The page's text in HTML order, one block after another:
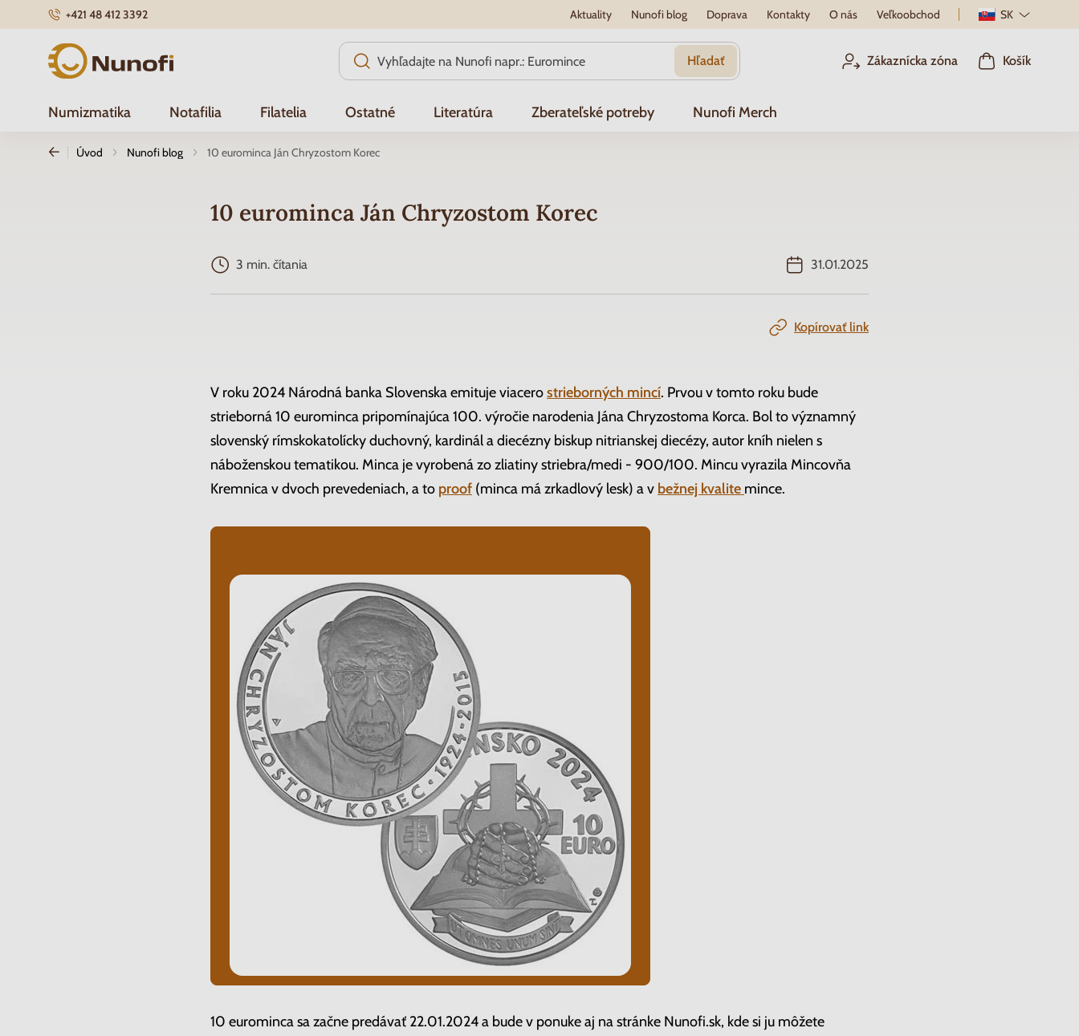
+421 48 412 3392 Aktuality Nunofi blog Doprava Kontakty O nás Veľkoobchod SK
Nunofi.sk Hľadať Zákaznícka zóna Košík
Numizmatika Notafilia Filatelia Ostatné Literatúra Zberateľské potreby Nunofi Merch
Úvod Nunofi blog 10 eurominca Ján Chryzostom Korec
10 eurominca Ján Chryzostom Korec
3 min. čítania 31.01.2025
Kopírovať link
V roku 2024 Národná banka Slovenska emituje viacerostrieborných mincí. Prvou v tomto roku bude
strieborná 10 eurominca pripomínajúca 100. výročie narodenia Jána Chryzostoma Korca. Bol to významný
slovenský rímskokatolícky duchovný, kardinál a diecézny biskup nitrianskej diecézy, autor kníh nielen s
náboženskou tematikou. Minca je vyrobená zo zliatiny striebra/medi - 900/100. Mincu vyrazila Mincovňa
Kremnica v dvoch prevedeniach, a to proof (minca má zrkadlový lesk) a v bežnej kvalite mince.
10 eurominca sa začne predávať 22.01.2024 a bude v ponuke aj na stránke Nunofi.sk, kde si ju môžete